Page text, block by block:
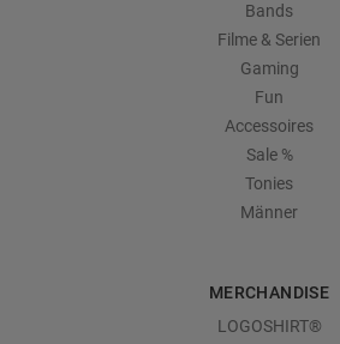
Bands
Filme & Serien
Gaming
Fun
Accessoires
Sale %
Tonies
Männer
MERCHANDISE
LOGOSHIRT®